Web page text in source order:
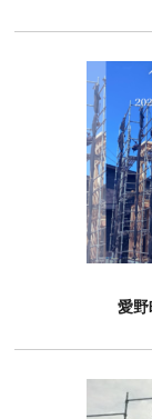
愛